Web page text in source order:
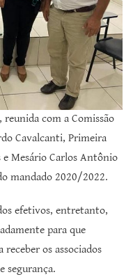
com a Comissão
Cavalcanti, Primeira
e Mesário Carlos Antônio
mandado 2020/2022.
efetivos, entretanto,
para que
receber os associados
segurança.